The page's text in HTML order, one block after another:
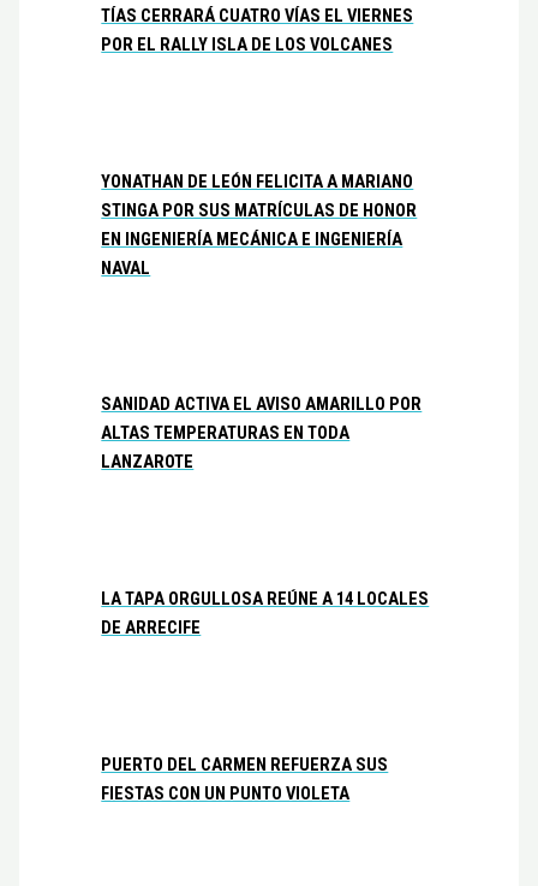
TÍAS CERRARÁ CUATRO VÍAS EL VIERNES
POR EL RALLY ISLA DE LOS VOLCANES
YONATHAN DE LEÓN FELICITA A MARIANO
STINGA POR SUS MATRÍCULAS DE HONOR
EN INGENIERÍA MECÁNICA E INGENIERÍA
NAVAL
SANIDAD ACTIVA EL AVISO AMARILLO POR
ALTAS TEMPERATURAS EN TODA
LANZAROTE
LA TAPA ORGULLOSA REÚNE A 14 LOCALES
DE ARRECIFE
PUERTO DEL CARMEN REFUERZA SUS
FIESTAS CON UN PUNTO VIOLETA